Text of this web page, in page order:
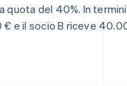
quota del 40%. In
e il socio B riceve